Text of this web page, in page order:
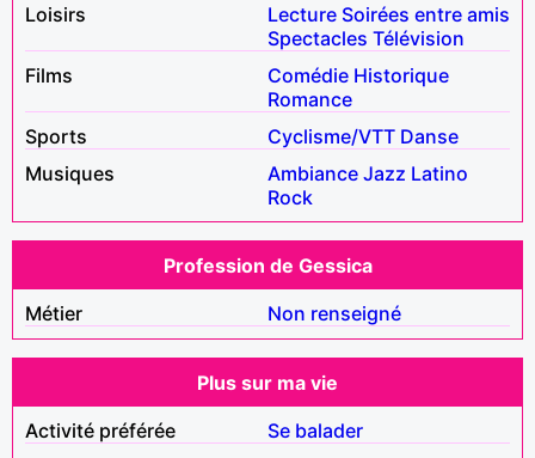
Loisirs
Lecture Soirées entre amis
Spectacles Télévision
Films
Comédie Historique
Romance
Sports
Cyclisme/VTT Danse
Musiques
Ambiance Jazz Latino
Rock
Profession de Gessica
Métier
Non renseigné
Plus sur ma vie
Activité préférée
Se balader